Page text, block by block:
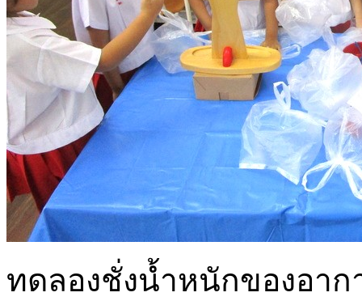
ทดลองชั่งน้ำหนักของอาก